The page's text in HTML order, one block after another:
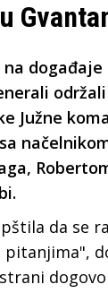
Južne
da se